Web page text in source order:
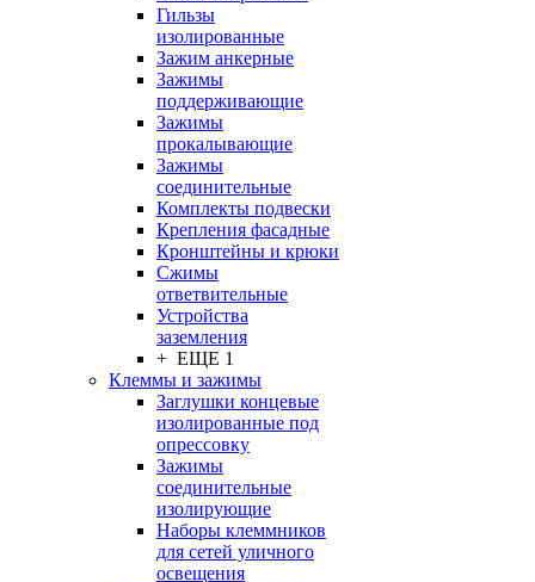
Гильзы
изолированные
Зажим анкерные
Зажимы
поддерживающие
Зажимы
прокалывающие
Зажимы
соединительные
Комплекты подвески
Крепления фасадные
Кронштейны и крюки
Сжимы
ответвительные
Устройства
заземления
+ ЕЩЕ 1
Клеммы и зажимы
Заглушки концевые
изолированные под
опрессовку
Зажимы
соединительные
изолирующие
Наборы клеммников
для сетей уличного
освещения